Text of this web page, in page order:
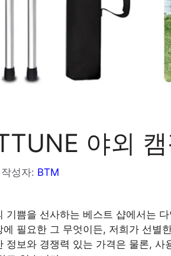
야외
작성자: BTM
기쁨을 선사하는 베스트 샵에서는
에 필요한 그 무엇이든, 저희가 선별
정보와 경쟁력 있는 가격은 물론, 사